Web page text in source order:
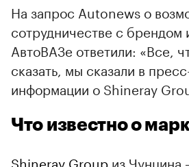
На запрос Autonews о
сотрудничестве с брендом
АвтоВАЗе ответили: «Все,
сказать, мы сказали в
информации о Shineray
Что известно о
Shineray Group из Чунцина